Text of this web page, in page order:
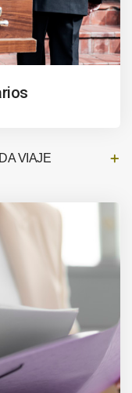
VIAJE